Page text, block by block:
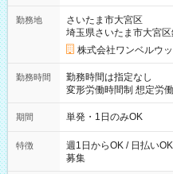
勤務地
さいたま市大宮区
埼玉県さいたま市大宮区
株式会社ワンベルウ
勤務時間
勤務時間は指定なし
変形労働時間制 想定労働時間160時間
～21：00
期間 単発・1日のみOK
特徴
週1日からOK / 日払い
募集